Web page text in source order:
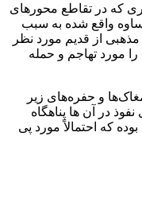
که در تقاطع محورهای
ساوه واقع شده به سبب
از قدیم مورد نظر
مورد تهاجم و حمله
و حفره‌های زیر
در آن ها پناهگاه
که احتمالاً مورد پی